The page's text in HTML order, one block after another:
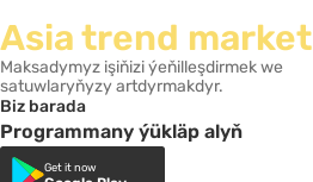
Asia trend market
Maksadymyz işiňizi ýeňilleşdirmek we
satuwlaryňyzy artdyrmakdyr.
Biz barada
Programmany ýükläp alyň
Get it now